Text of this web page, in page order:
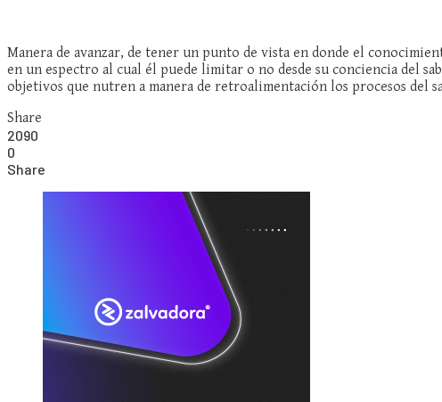
Manera de avanzar, de tener un punto de vista en donde el
en un espectro al cual él puede limitar o no desde su conciencia del
objetivos que nutren a manera de retroalimentación los procesos del
Share
2090
0
Share